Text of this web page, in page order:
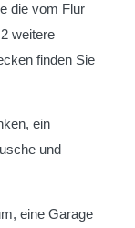
die vom Flur
weitere
finden Sie
ein
und
eine Garage